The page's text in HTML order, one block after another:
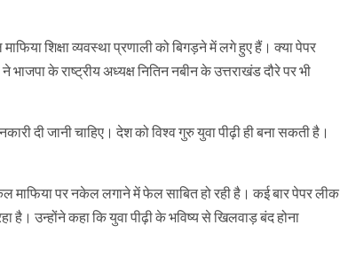
शिक्षा व्यवस्था प्रणाली को बिगड़ने में लगे हुए हैं। क्या पेपर
भाजपा के राष्ट्रीय अध्यक्ष नितिन नबीन के उत्तराखंड दौरे पर भी
दी जानी चाहिए। देश को विश्व गुरु युवा पीढ़ी ही बना सकती है।
माफिया पर नकेल लगाने में फेल साबित हो रही है। कई बार पेपर लीक
उन्होंने कहा कि युवा पीढ़ी के भविष्य से खिलवाड़ बंद होना